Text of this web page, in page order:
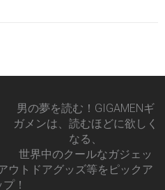
男の夢を読む！GIGAMENギ
ガメンは、読むほどに欲しく
なる、
世界中のクールなガジェッ
ウトドアグッズ等をピックア
プ！